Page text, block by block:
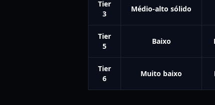
Tier
3
Médio-alto sólido
Tier
5
Baixo
Tier
6
Muito baixo